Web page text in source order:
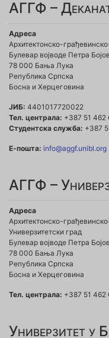
АГГФ –
Адреса
Архитектонско-
Булевар војводе Петра
78 000 Бања Лука
Република Српска
Босна и Херцеговина
ЈИБ: 4401017720022
Тел. централа: +387 51 462
Студентска служба: +387
Е-пошта: info@aggf.unibl.org
АГГФ –
Адреса
Архитектонско-
Универзитетски град
Булевар војводе Петра
78 000 Бања Лука
Република Српска
Босна и Херцеговина
Тел. централа: +387 51 462
Универзитет у